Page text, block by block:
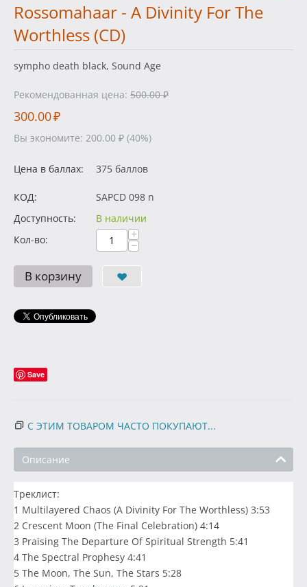
Rossomahaar - A Divinity For The
Worthless (CD)
sympho death black, Sound Age
Рекомендованная цена: 500.00 ₽
300.00₽
Вы экономите: 200.00 ₽ (40%)
Цена в баллах: 375 баллов
КОД:
SAPCD 098 n
Доступность:
В наличии
Кол-во:
+
−
В корзину
Save
С ЭТИМ ТОВАРОМ ЧАСТО ПОКУПАЮТ...
Описание
Треклист:
1 Multilayered Chaos (A Divinity For The Worthless) 3:53
2 Crescent Moon (The Final Celebration) 4:14
3 Praising The Departure Of Spiritual Strength 5:41
4 The Spectral Prophesy 4:41
5 The Moon, The Sun, The Stars 5:28